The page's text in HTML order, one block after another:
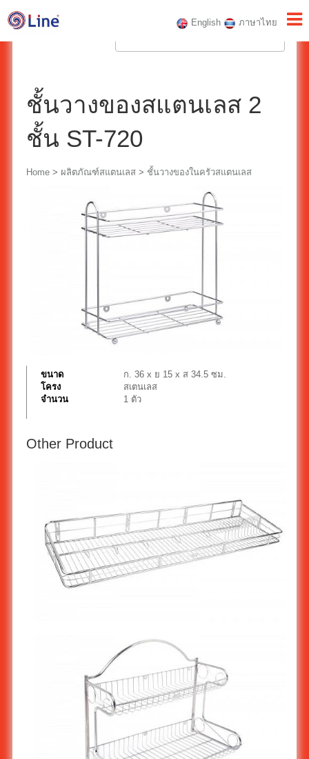
English ภาษาไทย
ชั้นวางของสแตนเลส 2
ชั้น ST-720
Home> ผลิตภัณฑ์สแตนเลส> ชั้นวางของในครัวสแตนเลส
ขนาด
ก. 36 x ย 15 x ส 34.5 ซม.
โครง
สเตนเลส
จำนวน
1 ตัว
Other Product
ชั้นวางจาน-คว่ำจานสแตนเลส แบบมีที่คว่ำจานติดผนัง
100x30x14 ซม. ST-731/2